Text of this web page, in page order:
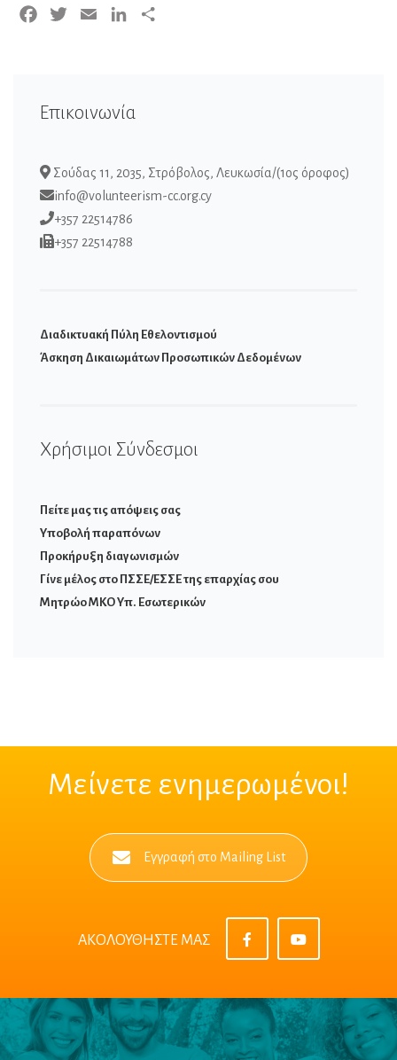
Facebook
Twitter Email LinkedIn
Επικοινωνία
Σούδας 11, 2035, Στρόβολος, Λευκωσία/(1ος όροφος)
info@volunteerism-cc.org.cy
+357 22514786
+357 22514788
Διαδικτυακή Πύλη Εθελοντισμού
Άσκηση Δικαιωμάτων Προσωπικών Δεδομένων
Χρήσιμοι Σύνδεσμοι
Πείτε μας τις απόψεις σας
Υποβολή παραπόνων
Προκήρυξη διαγωνισμών
Γίνε μέλος στο ΠΣΣΕ/ΕΣΣΕ της επαρχίας σου
Μητρώο ΜΚΟ Υπ. Εσωτερικών
Μείνετε ενημερωμένοι!
Εγγραφή στο Mailing List
ΑΚΟΛΟΥΘΗΣΤΕ ΜΑΣ